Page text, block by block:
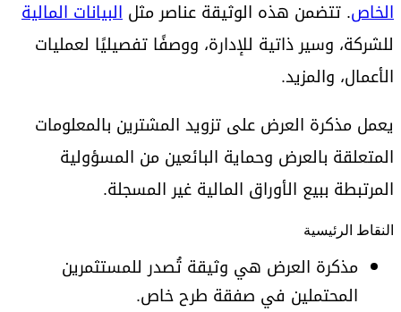
الخاص. تتضمن هذه الوثيقة عناصر مثل البيانات المالية
للشركة، وسير ذاتية للإدارة، ووصفًا تفصيليًا لعمليات
الأعمال، والمزيد.
يعمل مذكرة العرض على تزويد المشترين بالمعلومات
المتعلقة بالعرض وحماية البائعين من المسؤولية
المرتبطة ببيع الأوراق المالية غير المسجلة.
النقاط الرئيسية
مذكرة العرض هي وثيقة تُصدر للمستثمرين
المحتملين في صفقة طرح خاص.